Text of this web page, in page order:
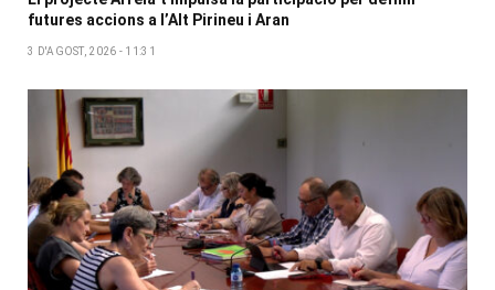
futures accions a l’Alt Pirineu i Aran
3 D'AGOST, 2026 - 11:31